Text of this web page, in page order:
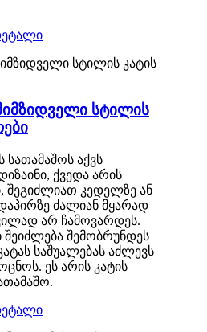
სტილის
სათამაშოს აქვს
ქვედა არის
შეგიძლიათ კედელზე ან
ძალიან მყარად
არ ჩამოვარდეს.
შეიძლება შემობრუნდეს
საშუალებას აძლევს
ეს არის კატის